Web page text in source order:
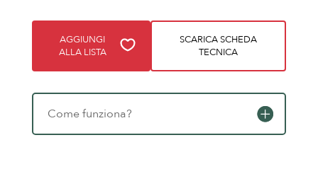
AGGIUNGI
ALLA LISTA
SCARICA SCHEDA
TECNICA
Come funziona?